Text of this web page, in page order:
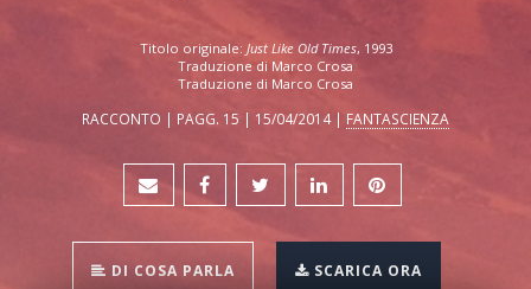
Titolo originale: Just Like Old Times, 1993
Traduzione di Marco Crosa
Traduzione di Marco Crosa
RACCONTO | PAGG. 15 | 15/04/2014 | FANTASCIENZA
DI COSA PARLA SCARICA ORA